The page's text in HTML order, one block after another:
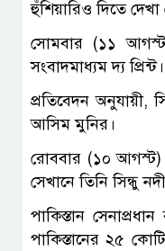
হুঁশিয়ারিও দিতে
সোমবার (১১
সংবাদমাধ্যম দ্য প্রিন্ট।
প্রতিবেদন অনুযায়ী,
আসিম মুনির।
রোববার (১০ আগস্ট)
সেখানে তিনি সিন্ধু
পাকিস্তান
পাকিস্তানের ২৫